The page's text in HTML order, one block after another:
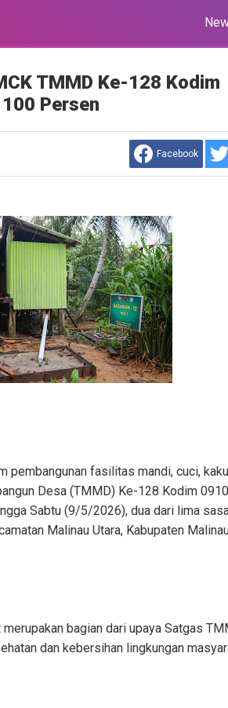
TMMD Ke-128 Kodim
Persen
Facebook
pembangunan fasilitas mandi, cuci,
Desa (TMMD) Ke-128 Kodim
Sabtu (9/5/2026), dua dari lima
Malinau Utara, Kabupaten
bagian dari upaya Satgas
dan kebersihan lingkungan